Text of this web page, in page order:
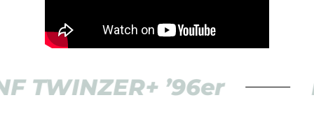
’96er